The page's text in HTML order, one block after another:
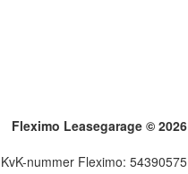
Fleximo Leasegarage © 2026
KvK-nummer Fleximo: 54390575